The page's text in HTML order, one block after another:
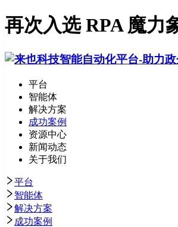
再次入选 RPA 魔力
平台
智能体
解决方案
成功案例
资源中心
新闻动态
关于我们
平台
智能体
解决方案
成功案例